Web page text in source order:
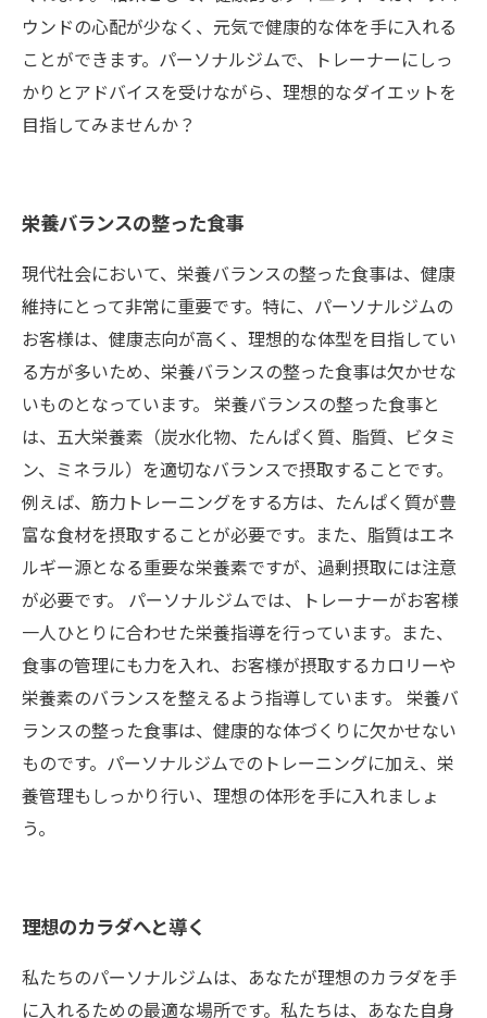
ウンドの心配が少なく、元気で健康的な体を手に入れる
ことができます。パーソナルジムで、トレーナーにしっ
かりとアドバイスを受けながら、理想的なダイエットを
目指してみませんか？
栄養バランスの整った食事
現代社会において、栄養バランスの整った食事は、健康
維持にとって非常に重要です。特に、パーソナルジムの
お客様は、健康志向が高く、理想的な体型を目指してい
る方が多いため、栄養バランスの整った食事は欠かせな
いものとなっています。 栄養バランスの整った食事と
は、五大栄養素（炭水化物、たんぱく質、脂質、ビタミ
ン、ミネラル）を適切なバランスで摂取することです。
例えば、筋力トレーニングをする方は、たんぱく質が豊
富な食材を摂取することが必要です。また、脂質はエネ
ルギー源となる重要な栄養素ですが、過剰摂取には注意
が必要です。 パーソナルジムでは、トレーナーがお客様
一人ひとりに合わせた栄養指導を行っています。また、
食事の管理にも力を入れ、お客様が摂取するカロリーや
栄養素のバランスを整えるよう指導しています。 栄養バ
ランスの整った食事は、健康的な体づくりに欠かせない
ものです。パーソナルジムでのトレーニングに加え、栄
養管理もしっかり行い、理想の体形を手に入れましょ
う。
理想のカラダへと導く
私たちのパーソナルジムは、あなたが理想のカラダを手
に入れるための最適な場所です。私たちは、あなた自身